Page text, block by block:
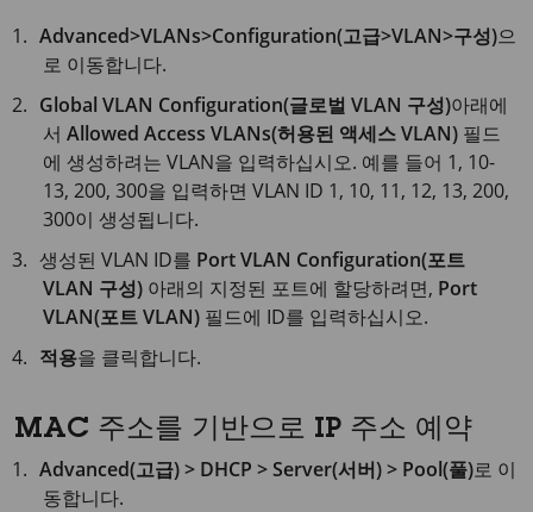
Advanced>VLANs>Configuration(고급>VLAN>구성)으
로 이동합니다.
Global VLAN Configuration(글로벌 VLAN 구성)아래에
서 Allowed Access VLANs(허용된 액세스 VLAN) 필드
에 생성하려는 VLAN을 입력하십시오. 예를 들어 1, 10-
13, 200, 300을 입력하면 VLAN ID 1, 10, 11, 12, 13, 200,
300이 생성됩니다.
생성된 VLAN ID를 Port VLAN Configuration(포트
VLAN 구성) 아래의 지정된 포트에 할당하려면, Port
VLAN(포트 VLAN) 필드에 ID를 입력하십시오.
적용을 클릭합니다.
MAC 주소를 기반으로 IP 주소 예약
Advanced(고급) > DHCP > Server(서버) > Pool(풀)로 이
동합니다.